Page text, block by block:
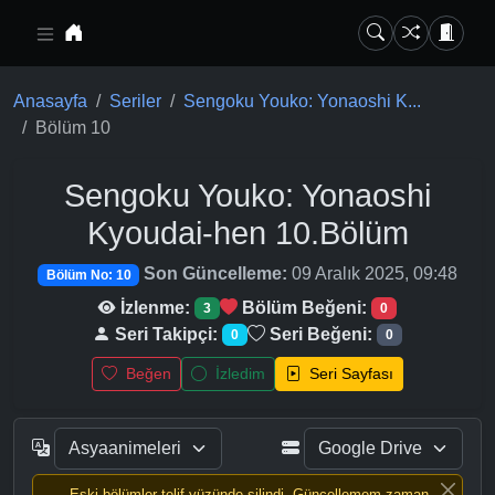
Anasayfa Seriler
Sengoku Youko: Yonaoshi K...
Bölüm 10
Sengoku Youko: Yonaoshi
Kyoudai-hen 10.Bölüm
Bölüm No: 10 Son Güncelleme: 09 Aralık 2025, 09:48
İzlenme:
3 Bölüm Beğeni: 0
Seri Takipçi: 0 Seri Beğeni: 0
Beğen İzledim Seri Sayfası